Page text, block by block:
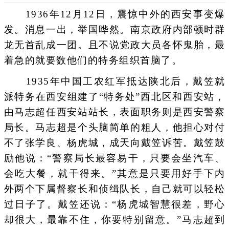
1936年12月12日，震惊中外的西安事变爆
发。消息一出，举国哗然。南京政府内部顿时群
龙无首乱成一团。且不说党政大员各怀鬼胎，最
着急的就要数他们的特务组织首脑了。
1935年中国工农红军抵达陕北后，戴笠就
派特务在西安组建了“特务处”西北区和西安站，
由马志超任西安站站长，表面职务则是西安警察
局长。马志超是个头脑简单的粗人，他担心对付
不了张学良、杨虎城，成天向戴笠诉苦。戴笠鼓
励他说：“警察局长最容易干，只要会坐汽车、
会吃大餐，就干得来。”其意是只要用好手下内
外两个下属督察长和侦缉队长，自己就可以轻松
过日子了。戴笠还说：“杨虎城智慧很差，野心
却很大，最靠不住，你要特别留意。”马志超到